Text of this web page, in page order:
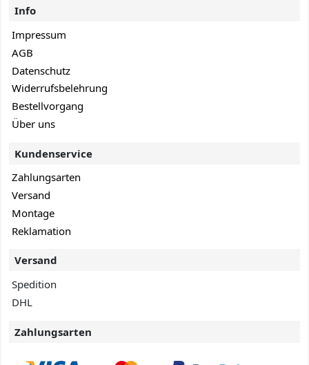
Info
Impressum
AGB
Datenschutz
Widerrufsbelehrung
Bestellvorgang
Über uns
Kundenservice
Zahlungsarten
Versand
Montage
Reklamation
Versand
Spedition
DHL
Zahlungsarten